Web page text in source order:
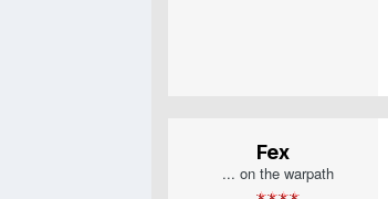
Fex
... on the warpath